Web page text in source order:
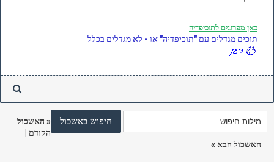
כאן מפרגנים לתוכיפדיה
תוכים מגדלים עם "תוכיפדיה" או - לא מגדלים בכלל
« האשכול
הקודם
האשכול הבא »